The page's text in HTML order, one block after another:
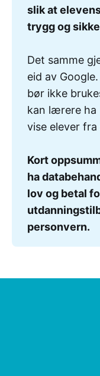
slik at
trygg og
Det samme
eid av
bør ikke
kan lærere ha
vise elever fra
Kort
ha
lov og betal
personvern.